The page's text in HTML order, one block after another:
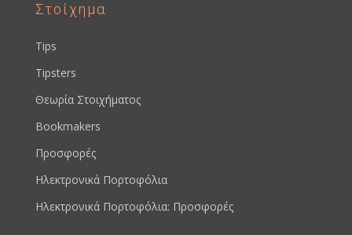
Στοίχημα
Tips
Tipsters
Θεωρία Στοιχήματος
Bookmakers
Προσφορές
Ηλεκτρονικά Πορτοφόλια
Ηλεκτρονικά Πορτοφόλια: Προσφορές